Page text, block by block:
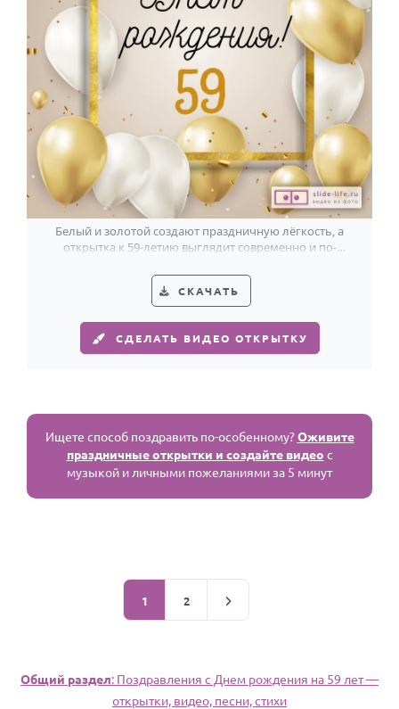
Белый и золотой создают праздничную лёгкость, а
открытка к 59-летию выглядит современно и по-
СКАЧАТЬ
СДЕЛАТЬ ВИДЕО ОТКРЫТКУ
Ищете способ поздравить по-особенному?Оживите
праздничные открытки и создайте видео с
музыкой и личными пожеланиями за 5 минут
1 2
Общий раздел: Поздравления c Днем рождения на 59 лет —
открытки, видео, песни, стихи